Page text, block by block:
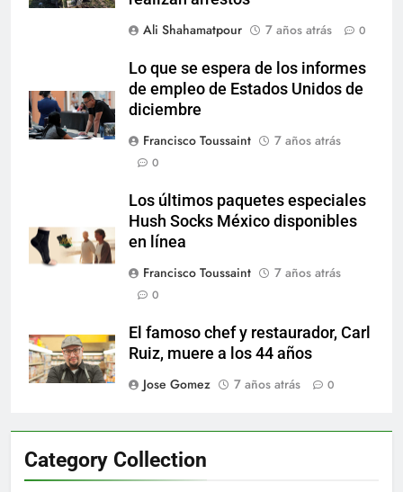
Ali Shahamatpour
7 años atrás 0
Lo que se espera de los informes
de empleo de Estados Unidos de
diciembre
Francisco Toussaint
7 años atrás
0
Los últimos paquetes especiales
Hush Socks México disponibles
en línea
Francisco Toussaint
7 años atrás
0
El famoso chef y restaurador, Carl
Ruiz, muere a los 44 años
Jose Gomez
7 años atrás 0
Category Collection